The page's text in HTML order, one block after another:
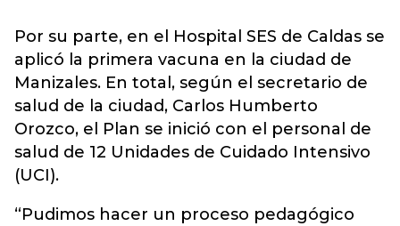
Por su parte, en el Hospital SES de Caldas se
aplicó la primera vacuna en la ciudad de
Manizales. En total, según el secretario de
salud de la ciudad, Carlos Humberto
Orozco, el Plan se inició con el personal de
salud de 12 Unidades de Cuidado Intensivo
(UCI).
“Pudimos hacer un proceso pedagógico